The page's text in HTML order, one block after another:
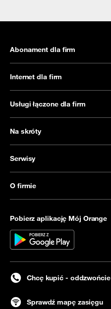
Abonament dla firm
Internet dla firm
Usługi łączone dla firm
Na skróty
Serwisy
O firmie
Pobierz aplikację Mój Orange
Chcę kupić - oddzwońcie
Sprawdź mapę zasięgu